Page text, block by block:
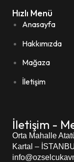
Hızlı Menü
Anasayfa
Hakkımızda
Mağaza
İletişim
İletişim -
Orta Mahalle
Kartal –